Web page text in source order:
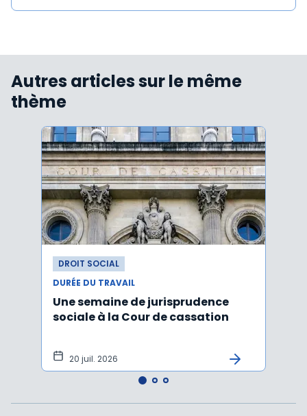
Autres articles sur le même
thème
DROIT SOCIAL
DURÉE DU TRAVAIL
Une semaine de jurisprudence
sociale à la Cour de cassation
20 juil. 2026